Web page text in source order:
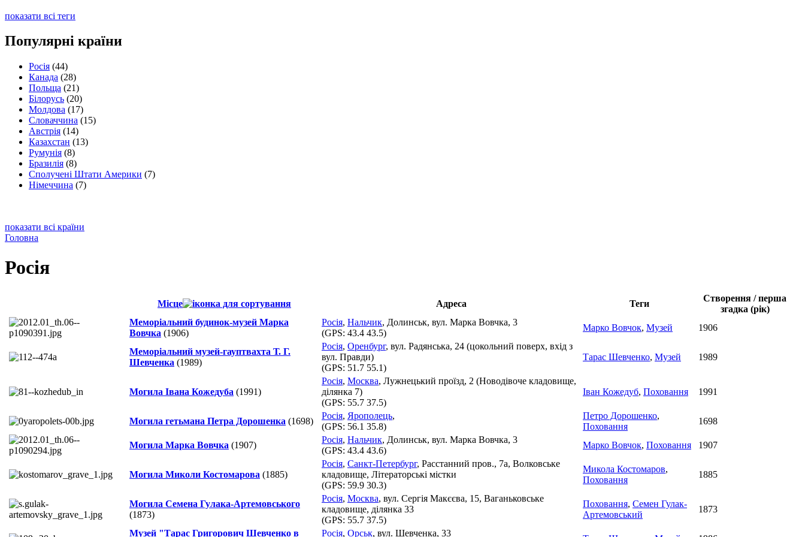
показати всі теги
Популярні країни
Росія (44)
Канада (28)
Польща (21)
Білорусь (20)
Молдова (17)
Словаччина (15)
Австрія (14)
Казахстан (13)
Румунія (8)
Бразилія (8)
Сполучені Штати Америки (7)
Німеччина (7)
показати всі країни
Головна
Росія
Місце Адреса Теги
Створення / перша
згадка (рік)
Меморіальний будинок-музей Марка
Вовчка (1906)
Росія, Нальчик, Долинськ, вул. Марка Вовчка, 3
(GPS: 43.4 43.5)
Марко Вовчок, Музей 1906
Меморіальний музей-гауптвахта Т. Г.
Шевченка (1989)
Росія, Оренбург, вул. Радянська, 24 (цокольний поверх, вхід з
вул. Правди)
(GPS: 51.7 55.1)
Тарас Шевченко, Музей 1989
Могила Івана Кожедуба (1991)
Росія, Москва, Лужнецький проїзд, 2 (Новодівоче кладовище,
ділянка 7)
(GPS: 55.7 37.5)
Іван Кожедуб, Поховання 1991
Могила гетьмана Петра Дорошенка (1698)
Росія, Ярополець,
(GPS: 56.1 35.8)
Петро Дорошенко,
Поховання
1698
Могила Марка Вовчка (1907)
Росія, Нальчик, Долинськ, вул. Марка Вовчка, 3
(GPS: 43.4 43.6)
Марко Вовчок, Поховання 1907
Могила Миколи Костомарова (1885)
Росія, Санкт-Петербург, Расстанний пров., 7а, Волковське
кладовище, Літераторські містки
(GPS: 59.9 30.3)
Микола Костомаров,
Поховання
1885
Могила Семена Гулака-Артемовського
(1873)
Росія, Москва, вул. Сергія Макєєва, 15, Ваганьковське
кладовище, ділянка 33
(GPS: 55.7 37.5)
Поховання, Семен Гулак-
Артемовський
1873
Музей "Тарас Григорович Шевченко в Росія, Орськ, вул. Шевченка, 33